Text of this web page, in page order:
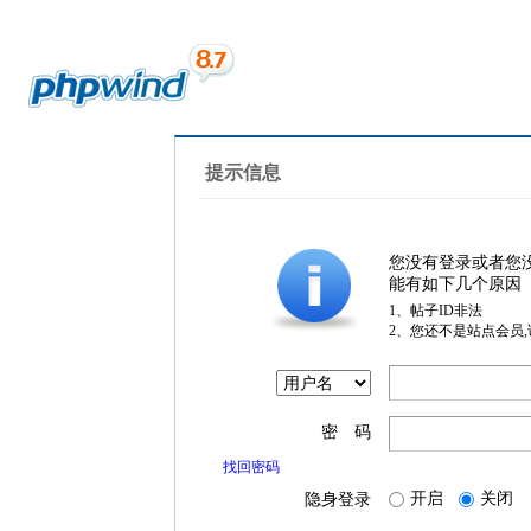
提示信息
您没有登录或者您
能有如下几个原因
1、帖子ID非法
2、您还不是站点会员
密 码
找回密码
隐身登录 开启 关闭